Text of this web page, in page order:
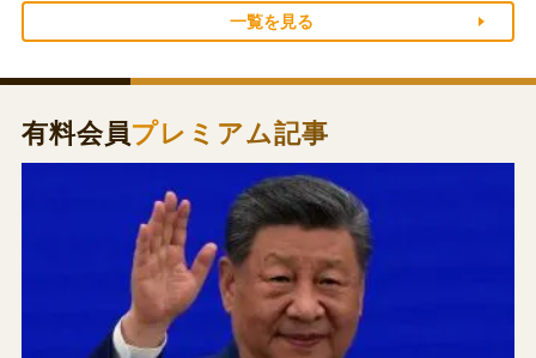
一覧を見る
有料会員プレミアム記事